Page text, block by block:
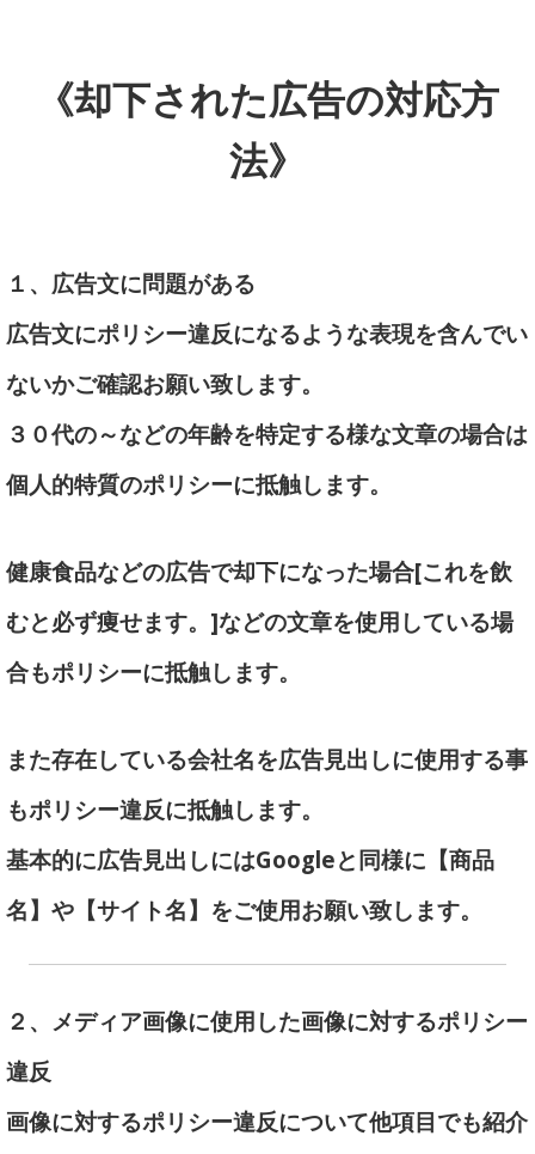
《却下された広告の対応方
法》
１、広告文に問題がある
広告文にポリシー違反になるような表現を含んでい
ないかご確認お願い致します。
３０代の～などの年齢を特定する様な文章の場合は
個人的特質のポリシーに抵触します。
健康食品などの広告で却下になった場合[これを飲
むと必ず痩せます。]などの文章を使用している場
合もポリシーに抵触します。
また存在している会社名を広告見出しに使用する事
もポリシー違反に抵触します。
基本的に広告見出しにはGoogleと同様に【商品
名】や【サイト名】をご使用お願い致します。
２、メディア画像に使用した画像に対するポリシー
違反
画像に対するポリシー違反について他項目でも紹介